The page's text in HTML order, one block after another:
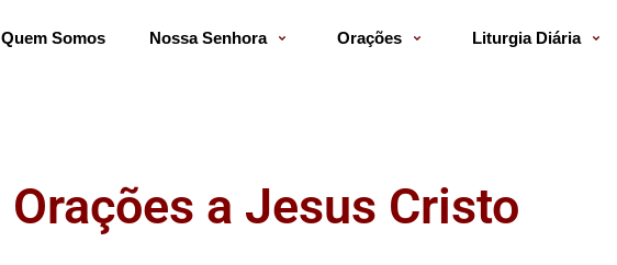
Quem Somos Nossa Senhora Orações Liturgia Diária
Orações a Jesus Cristo